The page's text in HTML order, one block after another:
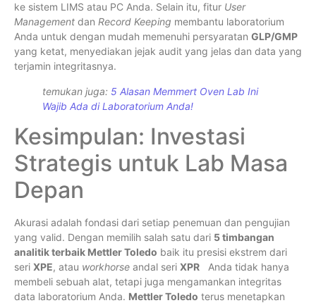
ke sistem LIMS atau PC Anda. Selain itu, fitur User
Management dan Record Keeping membantu laboratorium
Anda untuk dengan mudah memenuhi persyaratan GLP/GMP
yang ketat, menyediakan jejak audit yang jelas dan data yang
terjamin integritasnya.
temukan juga: 5 Alasan Memmert Oven Lab Ini
Wajib Ada di Laboratorium Anda!
Kesimpulan: Investasi
Strategis untuk Lab Masa
Depan
Akurasi adalah fondasi dari setiap penemuan dan pengujian
yang valid. Dengan memilih salah satu dari 5 timbangan
analitik terbaik Mettler Toledo baik itu presisi ekstrem dari
seri XPE, atau workhorse andal seri XPR Anda tidak hanya
membeli sebuah alat, tetapi juga mengamankan integritas
data laboratorium Anda. Mettler Toledo terus menetapkan